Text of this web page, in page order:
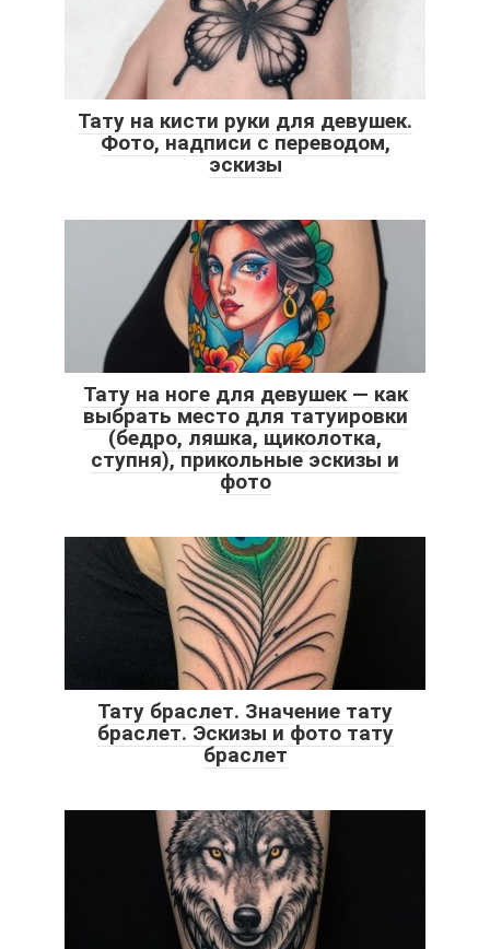
Тату на кисти руки для девушек.
Фото, надписи с переводом,
эскизы
Тату на ноге для девушек — как
выбрать место для татуировки
(бедро, ляшка, щиколотка,
ступня), прикольные эскизы и
фото
Тату браслет. Значение тату
браслет. Эскизы и фото тату
браслет